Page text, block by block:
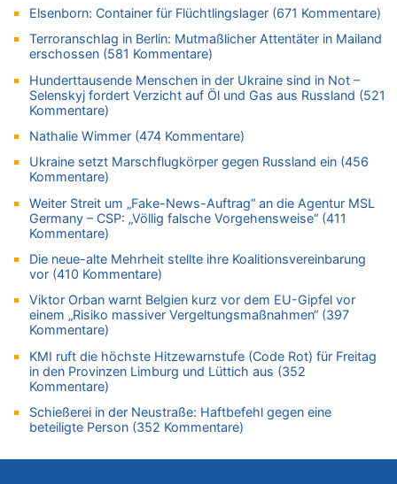
Zurück an den Rhein: Hendrich wechselt zum 1. FC Köln
06.08.2026 - 13:59 von Chips zu
Wasserstand des Rheins in NRW so niedrig wie noch nie
06.08.2026 - 13:53 von Frage an den Hondsjong zu
Zweite Hitzewelle in diesem Sommer ist jetzt amtlich
06.08.2026 - 13:34 von Zeitzeuge zu
Wasserstand des Rheins in NRW so niedrig wie noch nie
06.08.2026 - 13:27 von Hubert F. zu
Wasserstand des Rheins in NRW so niedrig wie noch nie
06.08.2026 - 13:20 von Speck für die Mâuse zu
FIFA-Spitze demonstriert Einigkeit trotz Kritik und neuer
Vorwürfe gegen Präsident Gianni Infantino
06.08.2026 - 12:41 von Hugo Egon Bernhard von Sinnen zu
Frau hörte Stimmen aus Haus des verstorbenen Nachbarn
06.08.2026 - 12:36 von Gärlinde zu
Aachen ab 11. August wieder Mekka des Pferdesports –
Belgien setzt bei Reit-WM auf starke Springreiter
06.08.2026 - 12:26 von Guido Scholzen zu
Zweite Hitzewelle in diesem Sommer ist jetzt amtlich
06.08.2026 - 12:17 von Sparwasser zu
Zweite Hitzewelle in diesem Sommer ist jetzt amtlich
Elsenborn: Container für Flüchtlingslager (671 Kommentare)
Terroranschlag in Berlin: Mutmaßlicher Attentäter in Mailand
erschossen (581 Kommentare)
Hunderttausende Menschen in der Ukraine sind in Not –
Selenskyj fordert Verzicht auf Öl und Gas aus Russland (521
Kommentare)
Nathalie Wimmer (474 Kommentare)
Ukraine setzt Marschflugkörper gegen Russland ein (456
Kommentare)
Weiter Streit um „Fake-News-Auftrag“ an die Agentur MSL
Germany – CSP: „Völlig falsche Vorgehensweise“ (411
Kommentare)
Die neue-alte Mehrheit stellte ihre Koalitionsvereinbarung
vor (410 Kommentare)
Viktor Orban warnt Belgien kurz vor dem EU-Gipfel vor
einem „Risiko massiver Vergeltungsmaßnahmen“ (397
Kommentare)
KMI ruft die höchste Hitzewarnstufe (Code Rot) für Freitag
in den Provinzen Limburg und Lüttich aus (352
Kommentare)
Schießerei in der Neustraße: Haftbefehl gegen eine
beteiligte Person (352 Kommentare)